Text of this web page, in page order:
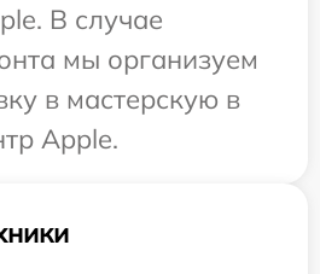
В случае
мы организуем
в мастерскую в
Apple.